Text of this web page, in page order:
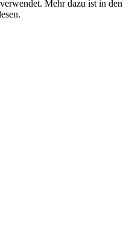
Mehr dazu ist in den